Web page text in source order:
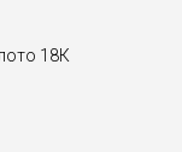
18К